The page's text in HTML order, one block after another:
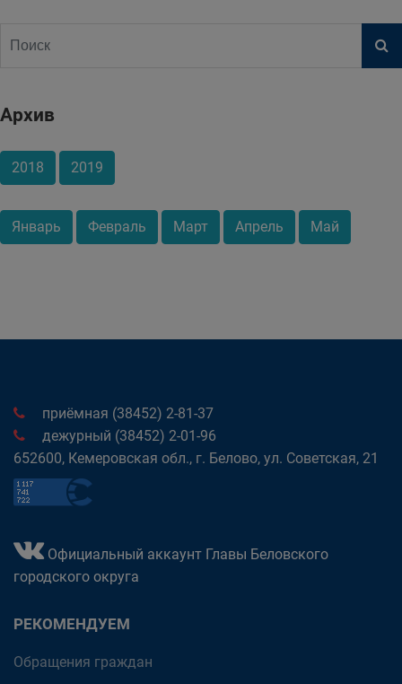
Архив
2018 2019
Январь Февраль Март Апрель Май
приёмная (38452) 2-81-37
дежурный (38452) 2-01-96
652600, Кемеровская обл., г. Белово, ул. Советская, 21
Официальный аккаунт Главы Беловского
городского округа
РЕКОМЕНДУЕМ
Обращения граждан